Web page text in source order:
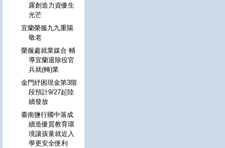
露創造力資優生
光芒
宜蘭榮服九九重陽
敬老
榮服處就業媒合 輔
導宜蘭退除役官
兵就(轉)業
金門紓困現金第3階
段預計9/27起陸
續發放
臺南鹽行國中落成
續造優質教育環
境讓孩童就近入
學更安全便利